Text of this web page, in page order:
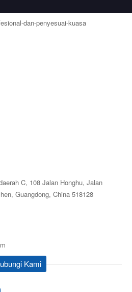
C, 108 Jalan Honghu, Jalan
Guangdong, China 518128
Kami